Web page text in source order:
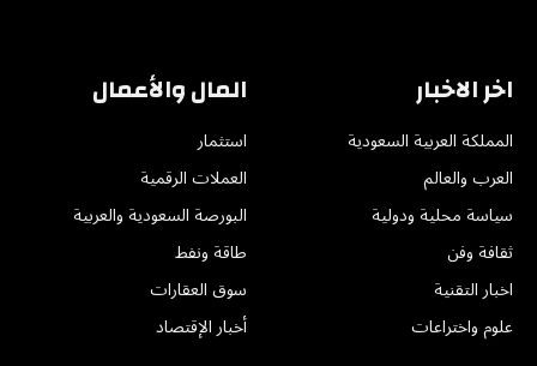
اخر الاخبار
المملكة العربية السعودية
العرب والعالم
سياسة محلية ودولية
ثقافة وفن
اخبار التقنية
علوم واختراعات
المال والأعمال
استثمار
العملات الرقمية
البورصة السعودية والعربية
طاقة ونفط
سوق العقارات
أخبار الإقتصاد